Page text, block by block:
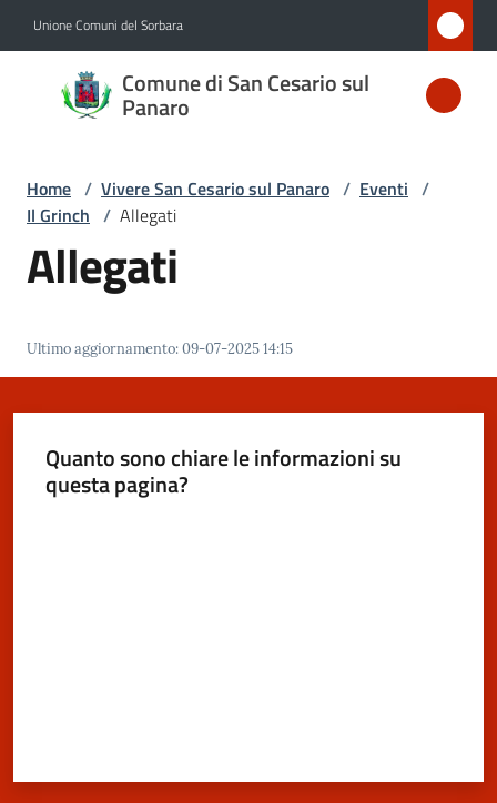
Unione Comuni del Sorbara
Comune di San Cesario sul
Panaro
Comune
di San
sul
Panaro
Vivere
argomenti...
Home / Vivere San Cesario sul Panaro / Eventi /
Il Grinch / Allegati
Allegati
Ultimo aggiornamento:09-07-2025 14:15
Quanto sono chiare le informazioni su
questa pagina?